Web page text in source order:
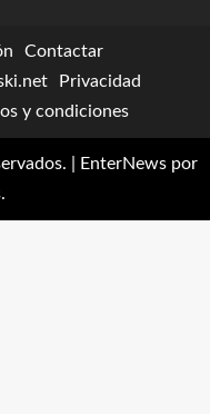
Contactar
Privacidad
y condiciones
EnterNews por